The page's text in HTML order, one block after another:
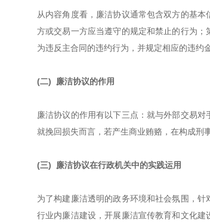
从内容角度看，廉洁协议通常包含双方的基
方或交易一方应当遵守的规定和禁止的行为
为违反主合同的违约行为，并规定相应的违约
(二) 廉洁协议的作用
廉洁协议的作用有以下三点：就与外部交易
就挽回损失而言，若产生商业贿赂，在构成刑
(三) 廉洁协议在行政机关中的实践运用
为了构建廉洁透明的政务环境和社会氛围，
行业内廉洁建设，开展廉洁宣传教育和文化建